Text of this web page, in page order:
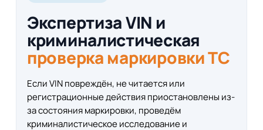
Экспертиза VIN и
криминалистическая
проверка маркировки ТС
Если VIN повреждён, не читается или
регистрационные действия приостановлены из-
за состояния маркировки, проведём
криминалистическое исследование и